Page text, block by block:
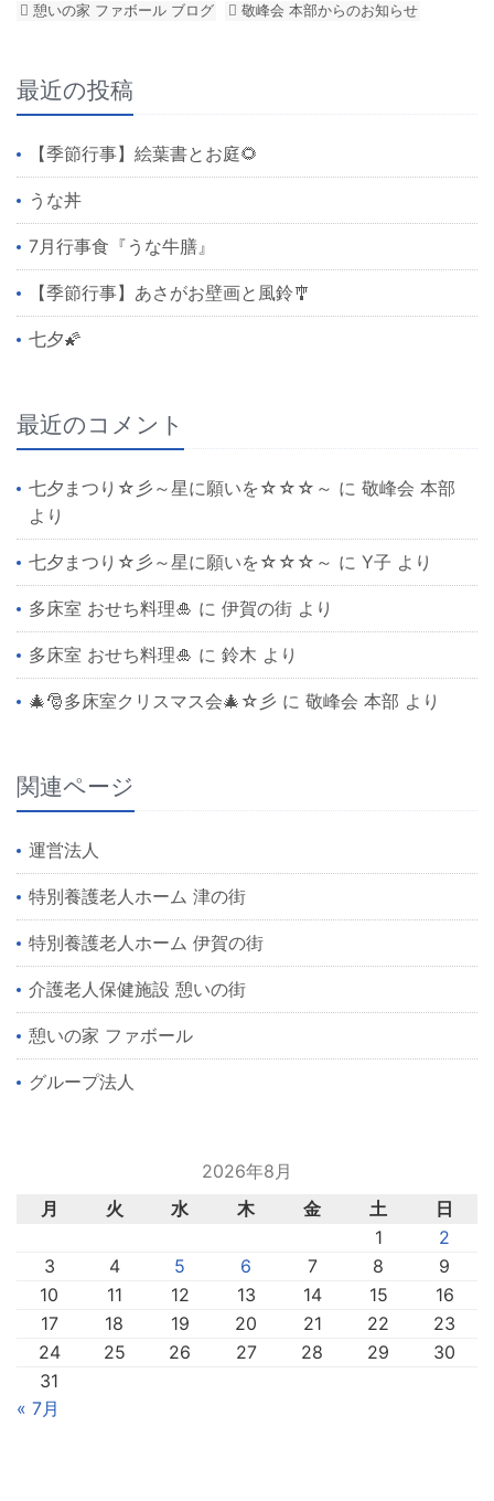
憩いの家 ファボール ブログ
敬峰会 本部からのお知らせ
最近の投稿
【季節行事】絵葉書とお庭🌻
うな丼
7月行事食『うな牛膳』
【季節行事】あさがお壁画と風鈴🎐
七夕🌠
最近のコメント
七夕まつり☆彡～星に願いを☆☆☆～ に敬峰会 本部
より
七夕まつり☆彡～星に願いを☆☆☆～ にY子 より
多床室 おせち料理🎍 に伊賀の街 より
多床室 おせち料理🎍 に鈴木 より
🎄🎅多床室クリスマス会🎄☆彡 に敬峰会 本部 より
関連ページ
運営法人
特別養護老人ホーム 津の街
特別養護老人ホーム 伊賀の街
介護老人保健施設 憩いの街
憩いの家 ファボール
グループ法人
2026年8月
月
火 水 木 金 土
日
1
2
3
4 5 6 7 8
9
10
11 12 13 14 15
16
17
18 19 20 21 22
23
24
25 26 27 28 29
30
31
« 7月